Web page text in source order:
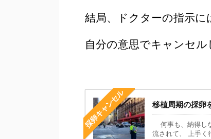
結局、ドクターの指示に
自分の意思でキャンセル
採卵キャンセル 移植周期の採卵
何事も、納得し
流されて、 上手